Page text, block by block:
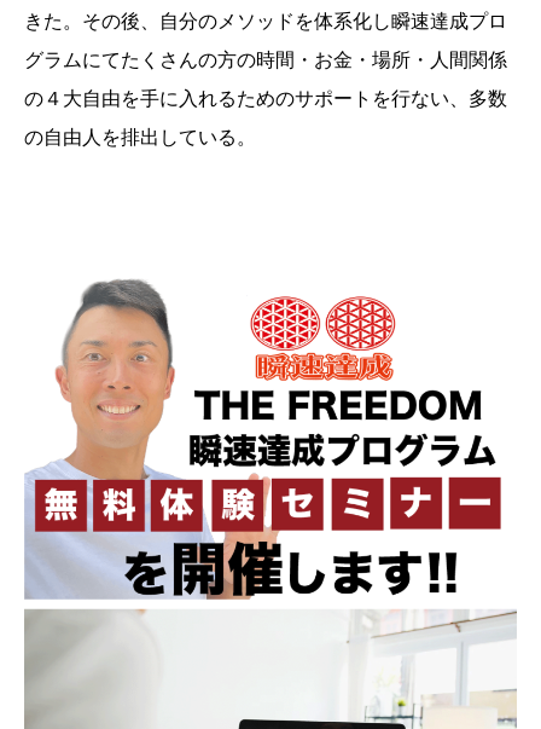
きた。その後、自分のメソッドを体系化し瞬速達成プロ
グラムにてたくさんの方の時間・お金・場所・人間関係
の４大自由を手に入れるためのサポートを行ない、多数
の自由人を排出している。